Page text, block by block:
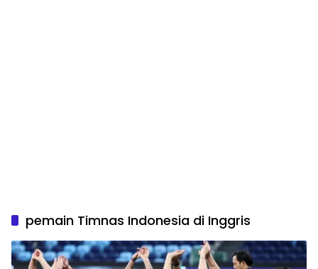
pemain Timnas Indonesia di Inggris